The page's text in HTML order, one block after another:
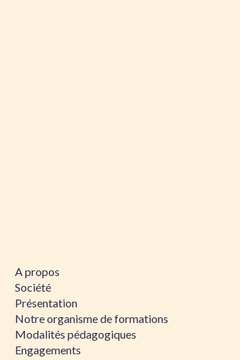
A propos
Société
Présentation
Notre organisme de formations
Modalités pédagogiques
Engagements